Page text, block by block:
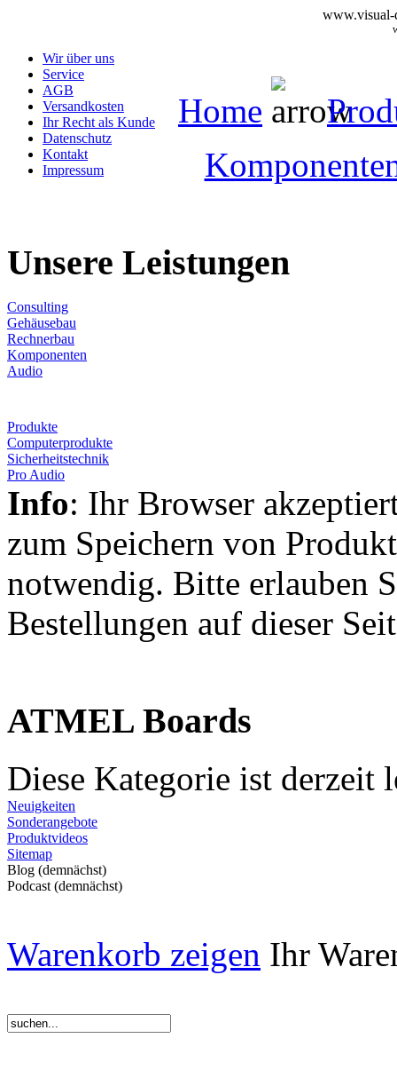
www.visual-
Wir über uns
Service
AGB
Versandkosten
Ihr Recht als Kunde
Datenschutz
Kontakt
Impressum
Home
Unsere Leistungen
Consulting
Gehäusebau
Rechnerbau
Komponenten
Audio
Produkte
Computerprodukte
Sicherheitstechnik
Pro Audio
Info: Ihr Browser
zum Speichern von
notwendig. Bitte erlauben
Bestellungen auf dieser
ATMEL Boards
Diese Kategorie ist derzeit
Neuigkeiten
Sonderangebote
Produktvideos
Sitemap
Blog (demnächst)
Podcast (demnächst)
Warenkorb zeigen Ihr